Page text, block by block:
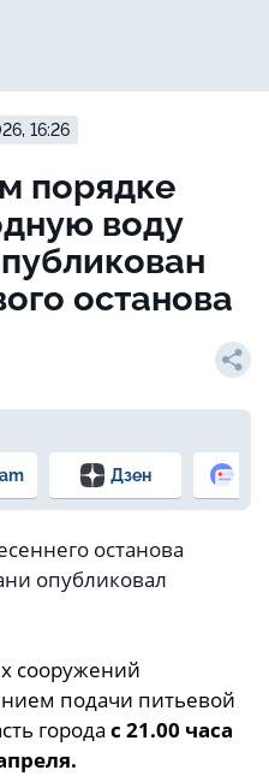
16:26
порядке
воду
останова
Дзен
останова
опубликовал
сооружений
подачи питьевой
города с 21.00 часа